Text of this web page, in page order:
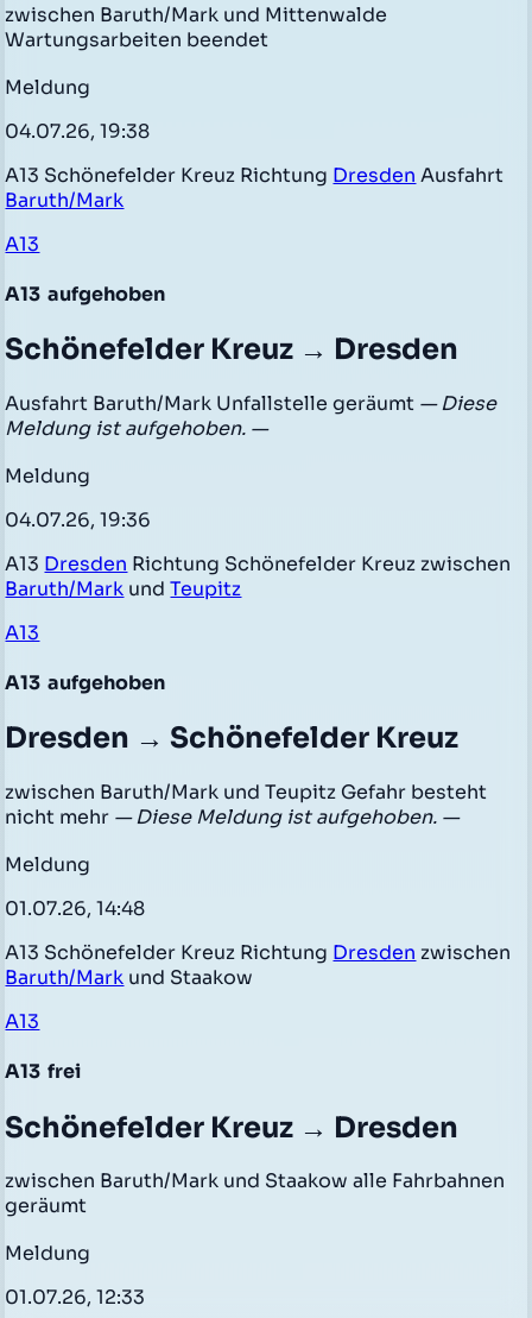
zwischen Baruth/Mark und Mittenwalde
Wartungsarbeiten beendet
Meldung
04.07.26, 19:38
A13 Schönefelder Kreuz Richtung Dresden Ausfahrt
Baruth/Mark
A13
A13 aufgehoben
Schönefelder Kreuz → Dresden
Ausfahrt Baruth/Mark Unfallstelle geräumt — Diese
Meldung ist aufgehoben. —
Meldung
04.07.26, 19:36
A13 Dresden Richtung Schönefelder Kreuz zwischen
Baruth/Mark undTeupitz
A13
A13 aufgehoben
Dresden → Schönefelder Kreuz
zwischen Baruth/Mark und Teupitz Gefahr besteht
nicht mehr — Diese Meldung ist aufgehoben. —
Meldung
01.07.26, 14:48
A13 Schönefelder Kreuz Richtung Dresden zwischen
Baruth/Mark und Staakow
A13
A13 frei
Schönefelder Kreuz → Dresden
zwischen Baruth/Mark und Staakow alle Fahrbahnen
geräumt
Meldung
01.07.26, 12:33